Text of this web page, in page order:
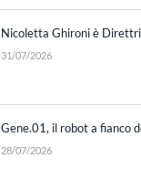
Nicoletta Ghironi è
31/07/2026
Gene.01, il robot a fianco
28/07/2026